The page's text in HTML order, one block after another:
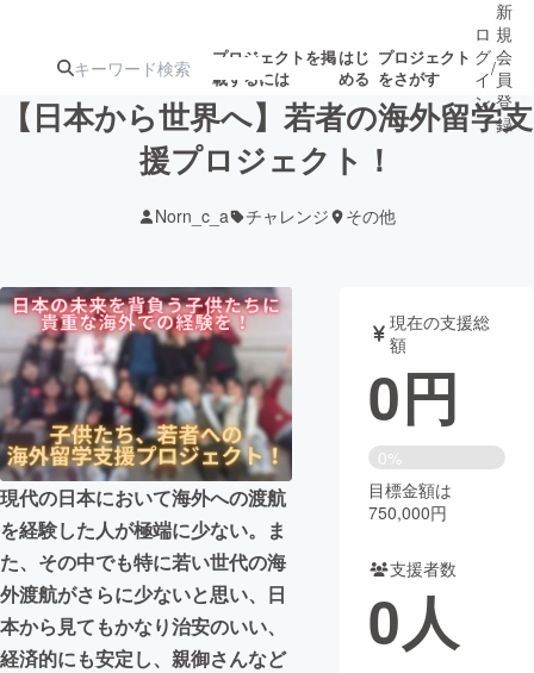
プロジェクトを掲
載するには
はじ
める
プロジェクト
をさがす
ターン
ジェクト
募集終了が近いプ
ロジェクト
アート・写真 音楽
テクノロジー・ガジェット ゲーム・サ
映像・映画 書籍・雑誌
ビジネス・起業 チャレンジ
まちづくり・地域活性化
CAMPFIRE for Social Good
CAMPFIRE Creation
ロ
グ
イ
ン
/
新
規
会
員
登
録
【日本から世界へ】若者の海外留学支
援プロジェクト！
Norn_c_a チャレンジ その他
現代の日本において海外への渡航
を経験した人が極端に少ない。ま
た、その中でも特に若い世代の海
外渡航がさらに少ないと思い、日
本から見てもかなり治安のいい、
経済的にも安定し、親御さんなど
現在の支援総
額
0円
0%
目標金額は
750,000円
支援者数
0人